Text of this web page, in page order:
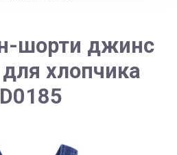
шорти джинс
для хлопчика